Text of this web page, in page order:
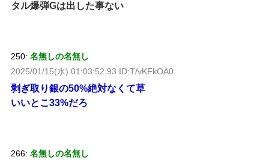
タル爆弾Gは出した事ない
250: 名無しの名無し
2025/01/15(水) 01:03:52.93 ID:T/vKFkOA0
剥ぎ取り銀の50%絶対なくて草
いいとこ33%だろ
266: 名無しの名無し